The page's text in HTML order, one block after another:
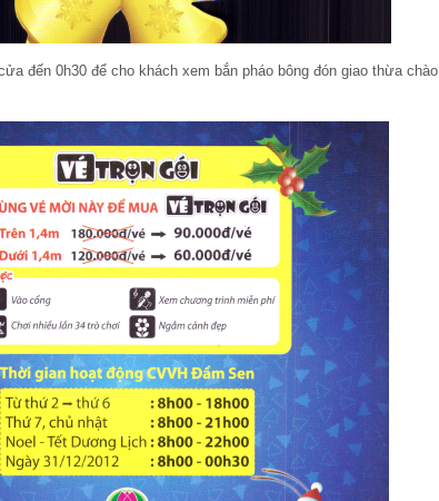
đến 0h30 để cho khách xem bắn pháo bông đón giao thừa chào